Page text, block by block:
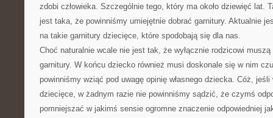
zdobi człowieka. Szczególnie tego, który ma około dziewięć lat.
jest taka, że powinniśmy umiejętnie dobrać garnitury. Aktualnie
na takie garnitury dziecięce, które spodobają się dla nas.
Choć naturalnie wcale nie jest tak, że wyłącznie rodzicowi
garnitury. W końcu dziecko również musi doskonale się w nim
powinniśmy wziąć pod uwagę opinię własnego dziecka. Cóż,
dziecięce, w żadnym razie nie powinniśmy sądzić, że czymś
pomniejszać w jakimś sensie ogromne znaczenie odpowiedniej